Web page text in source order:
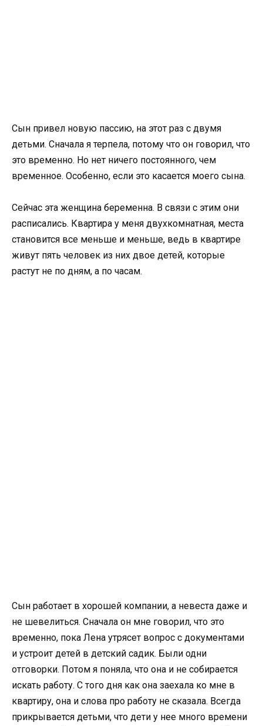
Сын привел новую пассию, на этот раз с двумя
детьми. Сначала я терпела, потому что он говорил, что
это временно. Но нет ничего постоянного, чем
временное. Особенно, если это касается моего сына.
Сейчас эта женщина беременна. В связи с этим они
расписались. Квартира у меня двухкомнатная, места
становится все меньше и меньше, ведь в квартире
живут пять человек из них двое детей, которые
растут не по дням, а по часам.
Сын работает в хорошей компании, а невеста даже и
не шевелиться. Сначала он мне говорил, что это
временно, пока Лена утрясет вопрос с документами
и устроит детей в детский садик. Были одни
отговорки. Потом я поняла, что она и не собирается
искать работу. С того дня как она заехала ко мне в
квартиру, она и слова про работу не сказала. Всегда
прикрывается детьми, что дети у нее много времени